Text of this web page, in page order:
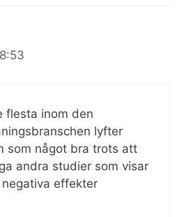
flesta inom den
lyfter
som något bra trots att
andra studier som visar
effekter